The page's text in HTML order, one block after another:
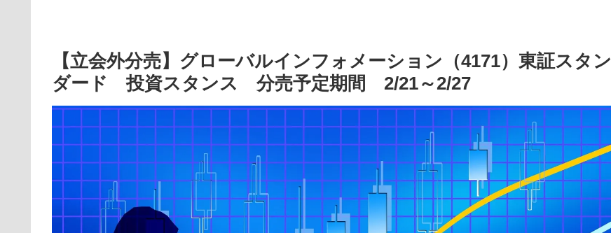
【立会外分売】グローバルインフォメーション（4171）東証スタン
ダード 投資スタンス 分売予定期間 2/21～2/27